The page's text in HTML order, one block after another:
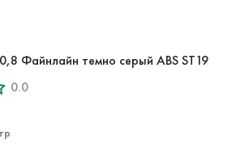
Файнлайн темно серый ABS ST19
0.0